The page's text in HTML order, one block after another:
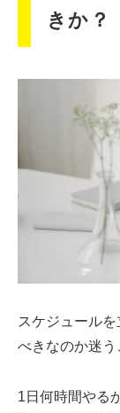
きか？
スケジュール
べきなのか迷う
1日何時間やる